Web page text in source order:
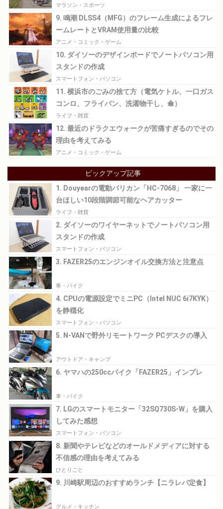
マラソン・スポーツ
9. 鳴潮 DLSS4（MFG）のフレーム生成によるフレ
ームレートとVRAM使用量の比較
アニメ・コミック・ゲーム
10. ダイソーのデザインボードでノートパソコン用
スタンドの作成
スマートフォン・パソコン
11. 横浜市のごみの捨て方（電気ケトル、一口ガス
コンロ、フライパン、洗濯物干し、傘）
ライフ・雑貨
12. 最近のドラクエウォークが苦痛すぎるのでその
理由を考えてみる
アニメ・コミック・ゲーム
ピックアップ記事
1. Douyearの電動バリカン「HC-7068」 一家に一
台ほしい10段階調節可能なヘアカッター
ライフ・雑貨
2. ダイソーのワイヤーネットでノートパソコン用
スタンドの作成
スマートフォン・パソコン
3. FAZER25のエンジンオイル交換方法と注意点
車・バイク
4. CPUの電源設定でミニPC（Intel NUC 6i7KYK）
を静穏化
スマートフォン・パソコン
5. N-VANで野外リモートワーク PCデスクの導入
アウトドア・キャンプ
6. ヤマハの250ccバイク「FAZER25」インプレ
車・バイク
7. LGのスマートモニター「32SQ730S-W」を購入
してみた感想
スマートフォン・パソコン
8. 新聞やテレビなどのオールドメディアに対する
不信感の理由を考えてみる
ひとりごと
9. 川崎駅周辺のおすすめランチ【ニラレバ定食】
グルメ・キッチン